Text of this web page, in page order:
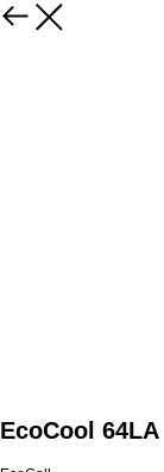
EcoCool 64LA